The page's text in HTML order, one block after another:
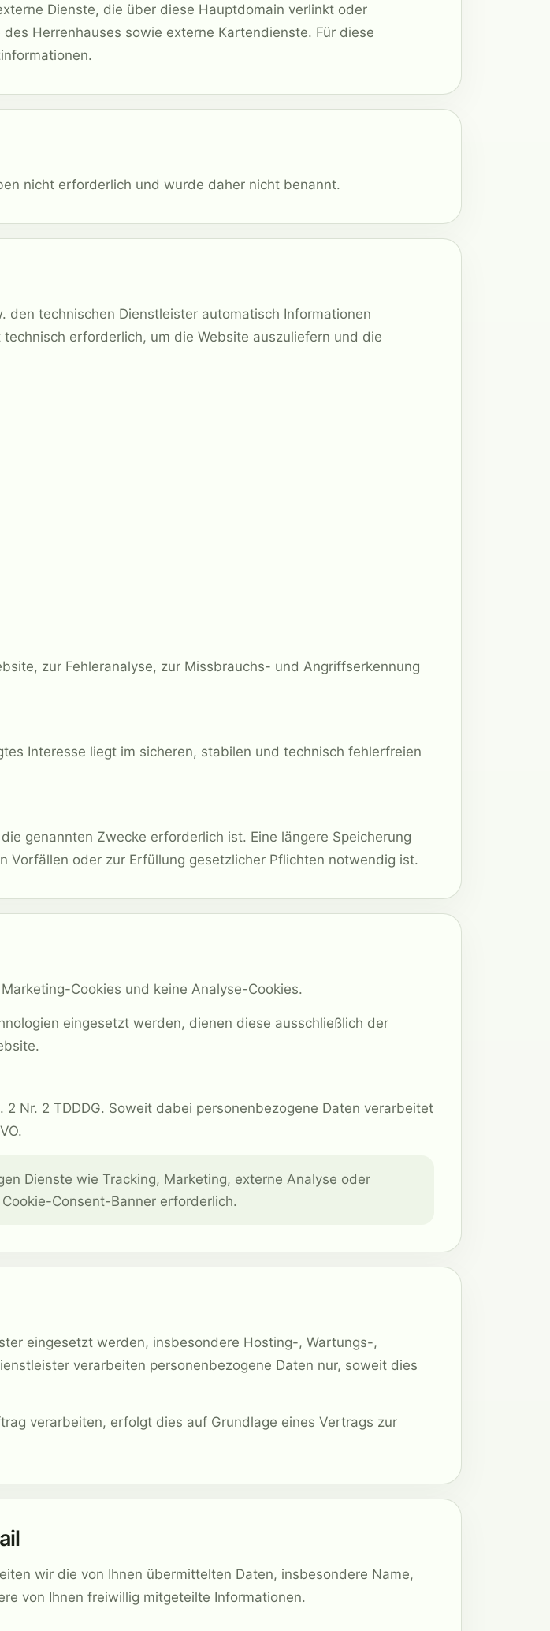
Dienste, die über diese Hauptdomain verlinkt oder
Herrenhauses sowie externe Kartendienste. Für diese
nicht erforderlich und wurde daher nicht benannt.
technischen Dienstleister automatisch Informationen
erforderlich, um die Website auszuliefern und die
zur Fehleranalyse, zur Missbrauchs- und Angriffserkennung
Interesse liegt im sicheren, stabilen und technisch fehlerfreien
genannten Zwecke erforderlich ist. Eine längere Speicherung
oder zur Erfüllung gesetzlicher Pflichten notwendig ist.
Cookies und keine Analyse-Cookies.
eingesetzt werden, dienen diese ausschließlich der
Nr. 2 TDDDG. Soweit dabei personenbezogene Daten verarbeitet
Dienste wie Tracking, Marketing, externe Analyse oder
Consent-Banner erforderlich.
eingesetzt werden, insbesondere Hosting-, Wartungs-,
verarbeiten personenbezogene Daten nur, soweit dies
verarbeiten, erfolgt dies auf Grundlage eines Vertrags zur
wir die von Ihnen übermittelten Daten, insbesondere Name,
von Ihnen freiwillig mitgeteilte Informationen.